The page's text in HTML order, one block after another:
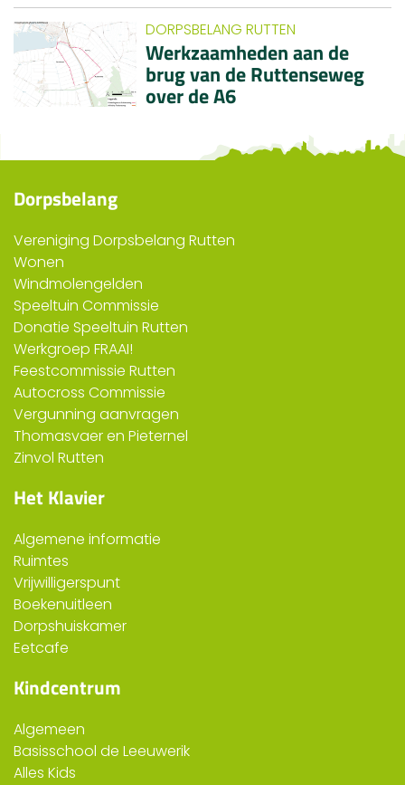
DORPSBELANG RUTTEN
Werkzaamheden aan de
brug van de Ruttenseweg
over de A6
Dorpsbelang
Vereniging Dorpsbelang Rutten
Wonen
Windmolengelden
Speeltuin Commissie
Donatie Speeltuin Rutten
Werkgroep FRAAI!
Feestcommissie Rutten
Autocross Commissie
Vergunning aanvragen
Thomasvaer en Pieternel
Zinvol Rutten
Het Klavier
Algemene informatie
Ruimtes
Vrijwilligerspunt
Boekenuitleen
Dorpshuiskamer
Eetcafe
Kindcentrum
Algemeen
Basisschool de Leeuwerik
Alles Kids